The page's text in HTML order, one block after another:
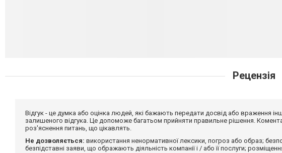
Рецензія
Відгук - це думка або оцінка людей, які бажають передати досвід або враження
залишеного відгука. Це допоможе багатьом прийняти правильне рішення.
роз'яснення питань, що цікавлять.
Не дозволяється: використання ненормативної лексики, погроз або образ;
безпідставні заяви, що ображають діяльність компанії і / або її послуги;